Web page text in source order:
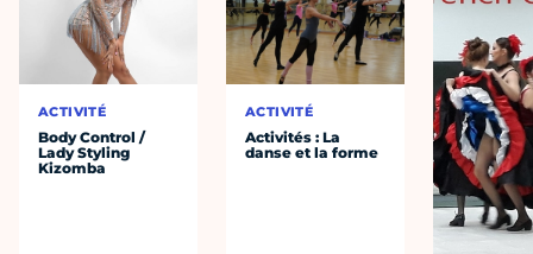
ACTIVITÉ
Body Control /
Lady Styling
Kizomba
ACTIVITÉ
Activités : La
danse et la forme